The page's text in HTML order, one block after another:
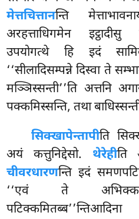
मेत्तचित्तानन्ति
अरहत्ताधिगमेन इट्ठादीसु
उपयोगत्थे हि इदं
‘‘सीलादिसम्पन्ने दिस्वा ते
मञ्ञिस्सन्ती’’ति अत्तनि
पक्कमिस्सन्ति, तथा
सिक्खापेन्तापीति
अयं कत्तुनिद्देसो. थेरेहीति
चीवरधारणन्ति इदं
‘‘एवं ते
पटिक्कमितब्ब’’न्तिआदिना